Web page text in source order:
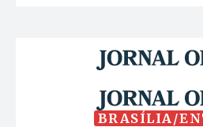
BRASÍLIA/